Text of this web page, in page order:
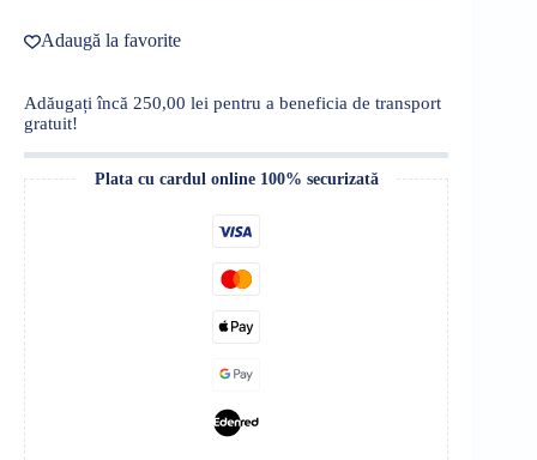
Mood*
Adaugă la favorite
Adăugați încă 250,00 lei pentru a beneficia de transport
gratuit!
Plata cu cardul online 100% securizată